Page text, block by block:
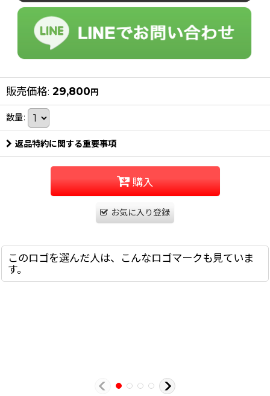
販売価格: 29,800円
数量:
返品特約に関する重要事項
購入
お気に入り登録
このロゴを選んだ人は、こんなロゴマークも見ていま
す。